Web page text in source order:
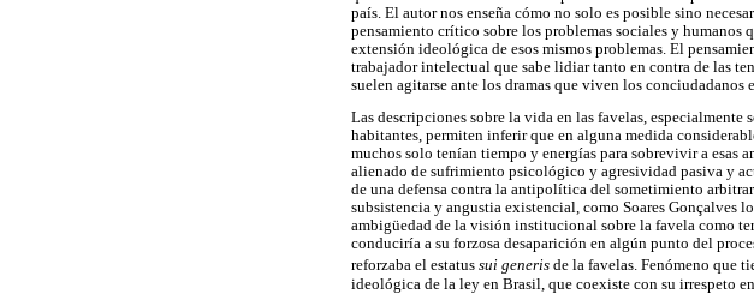
país. El autor nos enseña cómo no solo es posible sino
pensamiento crítico sobre los problemas sociales y humanos
extensión ideológica de esos mismos problemas. El
trabajador intelectual que sabe lidiar tanto en contra de las
suelen agitarse ante los dramas que viven los conciudadanos
Las descripciones sobre la vida en las favelas,
habitantes, permiten inferir que en alguna medida
muchos solo tenían tiempo y energías para sobrevivir a esas
alienado de sufrimiento psicológico y agresividad pasiva y
de una defensa contra la antipolítica del sometimiento
subsistencia y angustia existencial, como Soares Gonçalves
ambigüedad de la visión institucional sobre la favela como
conduciría a su forzosa desaparición en algún punto del
reforzaba el estatus sui generis de la favelas. Fenómeno que
ideológica de la ley en Brasil, que coexiste con su irrespeto